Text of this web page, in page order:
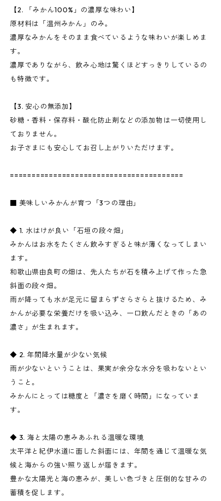
【2. 「みかん100%」の濃厚な味わい】
原材料は「温州みかん」のみ。
濃厚なみかんをそのまま食べているような味わいが楽しめま
す。
濃厚でありながら、飲み心地は驚くほどすっきりしているの
も特徴です。
【3. 安心の無添加】
砂糖・香料・保存料・酸化防止剤などの添加物は一切使用し
ておりません。
お子さまにも安心してお召し上がりいただけます。
========================================
■ 美味しいみかんが育つ「3つの理由」
◆ 1. 水はけが良い「石垣の段々畑」
みかんはお水をたくさん飲みすぎると味が薄くなってしまい
ます。
和歌山県由良町の畑は、先人たちが石を積み上げて作った急
斜面の段々畑。
雨が降っても水が足元に留まらずさらさらと抜けるため、み
かんが必要な栄養だけを吸い込み、一口飲んだときの「あの
濃さ」が生まれます。
◆ 2. 年間降水量が少ない気候
雨が少ないということは、果実が余分な水分を吸わないとい
うこと。
みかんにとっては糖度と「濃さを磨く時間」になっていま
す。
◆ 3. 海と太陽の恵みあふれる温暖な環境
太平洋と紀伊水道に面した斜面には、年間を通じて温暖な気
候と海からの強い照り返しが届きます。
豊かな太陽光と海の恵みが、美しい色づきと圧倒的な甘みの
蓄積を促します。